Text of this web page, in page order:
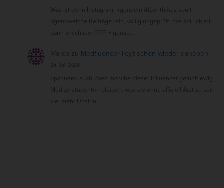
Was ist denn Instagram, irgendein Algorithmus spült
irgendwelche Beiträge rein, völlig ungeprüft, das soll ich mir
dann anschauen???? + genau…
Marco zu Medfluencer liegt schon wieder daneben
24. Juli 2026
Spannend auch, dass manche dieser Influencer gefühlt ewig
Medizinstudenten bleiben, weil sie ohne offiziell Arzt zu sein
viel mehr Unsinn…